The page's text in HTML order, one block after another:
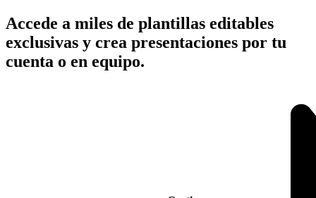
Accede a miles de plantillas editables
exclusivas y crea presentaciones por tu
cuenta o en equipo.